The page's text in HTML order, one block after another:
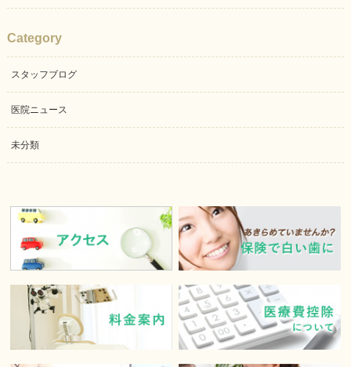
Category
スタッフブログ
医院ニュース
未分類